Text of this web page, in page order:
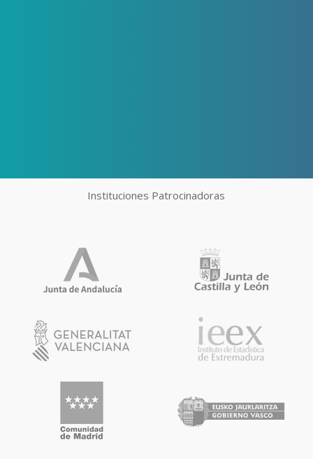
Instituciones Patrocinadoras